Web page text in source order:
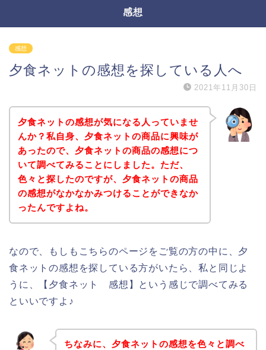
感想
感想
夕食ネットの感想を探している人へ
2021年11月30日
夕食ネットの感想が気になる人っていませ
んか？私自身、夕食ネットの商品に興味が
あったので、夕食ネットの商品の感想につ
いて調べてみることにしました。ただ、
色々と探したのですが、夕食ネットの商品
の感想がなかなかみつけることができなか
ったんですよね。
なので、もしもこちらのページをご覧の方の中に、夕
食ネットの感想を探している方がいたら、私と同じよ
うに、【夕食ネット 感想】という感じで調べてみる
といいですよ♪
ちなみに、夕食ネットの感想を色々と調べ